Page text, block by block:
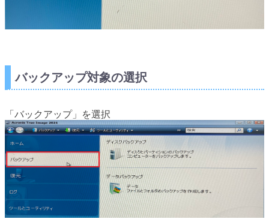
バックアップ対象の選択
「バックアップ」を選択